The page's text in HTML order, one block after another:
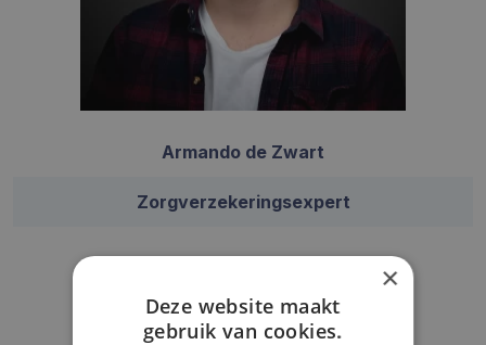
Armando de Zwart
Zorgverzekeringsexpert
×
Deze website maakt
gebruik van cookies.